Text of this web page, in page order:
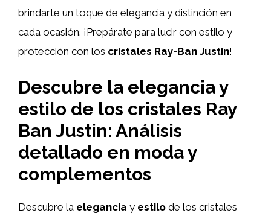
brindarte un toque de elegancia y distinción en
cada ocasión. ¡Prepárate para lucir con estilo y
protección con los cristales Ray-Ban Justin!
Descubre la elegancia y
estilo de los cristales Ray
Ban Justin: Análisis
detallado en moda y
complementos
Descubre la elegancia y estilo de los cristales